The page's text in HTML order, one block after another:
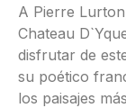
A Pierre
Chateau
disfrutar de
su poético
los paisajes